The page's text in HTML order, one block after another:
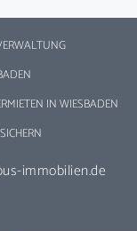
IN WIESBADEN
immobilien.de